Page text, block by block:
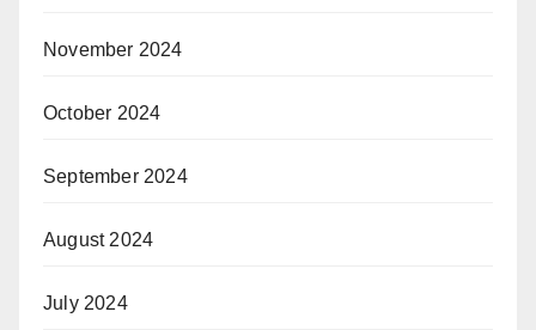
November 2024
October 2024
September 2024
August 2024
July 2024